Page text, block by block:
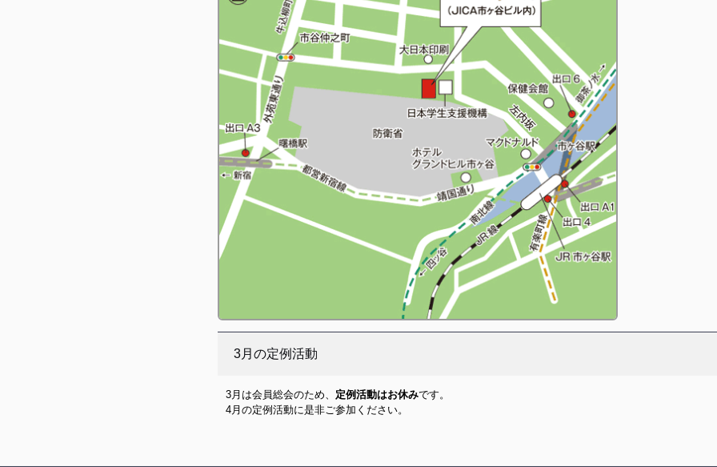
3月の定例活動
3月は会員総会のため、 定例活動はお休みです。
4月の定例活動に是非ご参加ください。